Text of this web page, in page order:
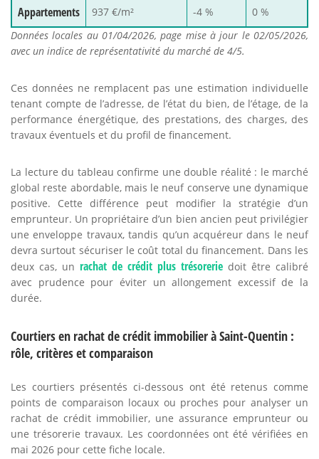
Appartements 937 €/m² -4 %
0 %
Données locales au 01/04/2026, page mise à jour le 02/05/2026,
avec un indice de représentativité du marché de 4/5.
Ces données ne remplacent pas une estimation individuelle
tenant compte de l’adresse, de l’état du bien, de l’étage, de la
performance énergétique, des prestations, des charges, des
travaux éventuels et du profil de financement.
La lecture du tableau confirme une double réalité : le marché
global reste abordable, mais le neuf conserve une dynamique
positive. Cette différence peut modifier la stratégie d’un
emprunteur. Un propriétaire d’un bien ancien peut privilégier
une enveloppe travaux, tandis qu’un acquéreur dans le neuf
devra surtout sécuriser le coût total du financement. Dans les
deux cas, un rachat de crédit plus trésorerie doit être calibré
avec prudence pour éviter un allongement excessif de la
durée.
Courtiers en rachat de crédit immobilier à Saint-Quentin :
rôle, critères et comparaison
Les courtiers présentés ci-dessous ont été retenus comme
points de comparaison locaux ou proches pour analyser un
rachat de crédit immobilier, une assurance emprunteur ou
une trésorerie travaux. Les coordonnées ont été vérifiées en
mai 2026 pour cette fiche locale.